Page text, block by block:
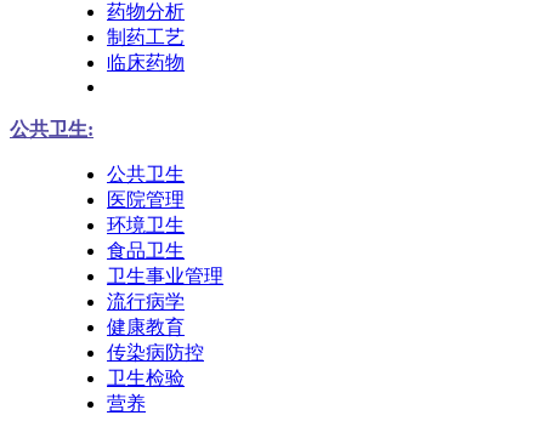
药物分析
制药工艺
临床药物
公共卫生:
公共卫生
医院管理
环境卫生
食品卫生
卫生事业管理
流行病学
健康教育
传染病防控
卫生检验
营养